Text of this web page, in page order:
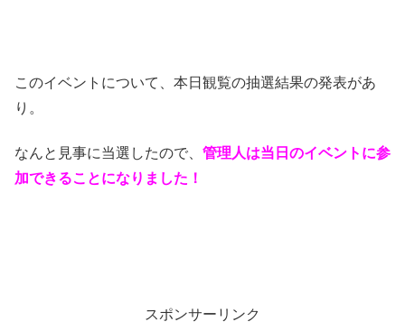
このイベントについて、本日観覧の抽選結果の発表があ
り。
なんと見事に当選したので、 管理人は当日のイベントに参
加できることになりました！
スポンサーリンク